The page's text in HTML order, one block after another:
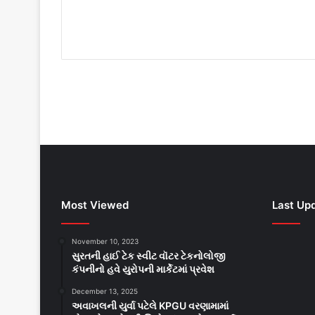
Most Viewed
November 10, 2023
સુરતની હાઈ ટેક સ્વીટ વૉટર ટેકનોલોજી
કંપનીનો હવે યુરોપની માર્કેટમાં પ્રવેશ
December 13, 2025
અવાખલની યુર્વા પટેલે KPGU વરણામામાં
Last